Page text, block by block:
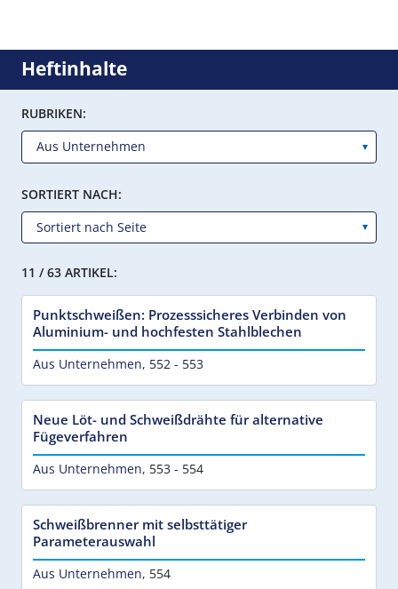
Heftinhalte
RUBRIKEN:
SORTIERT NACH:
11 / 63 ARTIKEL:
Punktschweißen: Prozesssicheres Verbinden von
Aluminium- und hochfesten Stahlblechen
Aus Unternehmen, 552 - 553
Neue Löt- und Schweißdrähte für alternative
Fügeverfahren
Aus Unternehmen, 553 - 554
Schweißbrenner mit selbsttätiger
Parameterauswahl
Aus Unternehmen, 554